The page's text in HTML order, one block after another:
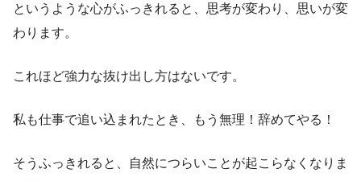
というような心がふっきれると、思考が変わり、思いが変
わります。
これほど強力な抜け出し方はないです。
私も仕事で追い込まれたとき、もう無理！辞めてやる！
そうふっきれると、自然につらいことが起こらなくなりま